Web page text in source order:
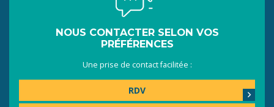
NOUS CONTACTER SELON VOS
PRÉFÉRENCES
Une prise de contact facilitée :
RDV